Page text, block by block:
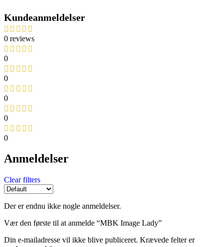
Kundeanmeldelser
0 reviews
0
0
0
0
0
Anmeldelser
Clear filters
Der er endnu ikke nogle anmeldelser.
Vær den første til at anmelde “MBK Image Lady”
Din e-mailadresse vil ikke blive publiceret. Krævede felter er